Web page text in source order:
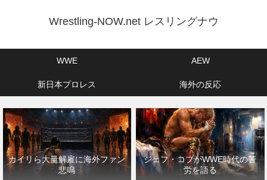
Wrestling-NOW.net レスリングナウ
WWE AEW
新日本プロレス 海外の反応
カイリら大量解雇に海外ファン
悲鳴
ジェフ・コブがWWE時代の苦
労を語る